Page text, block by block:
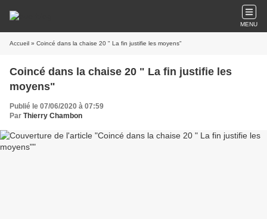
MENU
Accueil » Coincé dans la chaise 20 " La fin justifie les moyens"
Coincé dans la chaise 20 " La fin justifie les
moyens"
Publié le 07/06/2020 à 07:59
Par Thierry Chambon